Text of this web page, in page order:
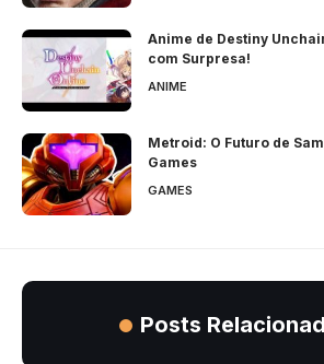
Anime de Destiny
com Surpresa!
ANIME
Metroid: O Futuro de
Games
GAMES
Posts